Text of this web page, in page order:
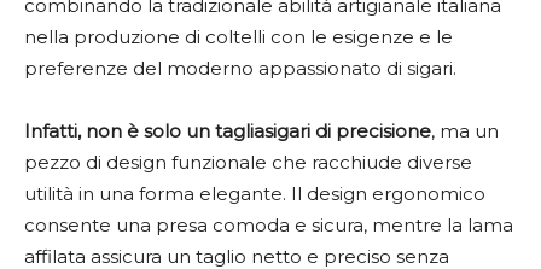
combinando la tradizionale abilità artigianale italiana
nella produzione di coltelli con le esigenze e le
preferenze del moderno appassionato di sigari.
Infatti, non è solo un tagliasigari di precisione, ma un
pezzo di design funzionale che racchiude diverse
utilità in una forma elegante. Il design ergonomico
consente una presa comoda e sicura, mentre la lama
affilata assicura un taglio netto e preciso senza